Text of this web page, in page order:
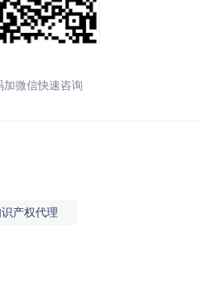
加微信快速咨询
产权代理